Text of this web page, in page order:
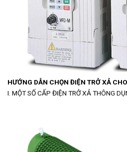
HƯỚNG DẪN CHỌN ĐIỆN TRỞ XẢ
I. MỘT SỐ CẤP ĐIỆN TRỞ XẢ THÔNG